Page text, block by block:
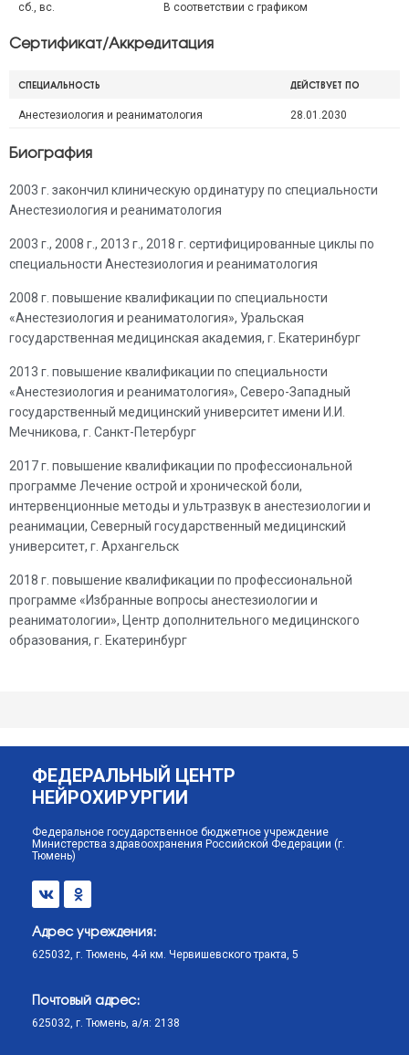
сб., вс. В соответствии с графиком
Сертификат/Аккредитация
СПЕЦИАЛЬНОСТЬ ДЕЙСТВУЕТ ПО
Анестезиология и реаниматология 28.01.2030
Биография
2003 г. закончил клиническую ординатуру по специальности
Анестезиология и реаниматология
2003 г., 2008 г., 2013 г., 2018 г. сертифицированные циклы по
специальности Анестезиология и реаниматология
2008 г. повышение квалификации по специальности
«Анестезиология и реаниматология», Уральская
государственная медицинская академия, г. Екатеринбург
2013 г. повышение квалификации по специальности
«Анестезиология и реаниматология», Северо-Западный
государственный медицинский университет имени И.И.
Мечникова, г. Санкт-Петербург
2017 г. повышение квалификации по профессиональной
программе Лечение острой и хронической боли,
интервенционные методы и ультразвук в анестезиологии и
реанимации, Северный государственный медицинский
университет, г. Архангельск
2018 г. повышение квалификации по профессиональной
программе «Избранные вопросы анестезиологии и
реаниматологии», Центр дополнительного медицинского
образования, г. Екатеринбург
ФЕДЕРАЛЬНЫЙ ЦЕНТР
НЕЙРОХИРУРГИИ
Федеральное государственное бюджетное учреждение
Министерства здравоохранения Российской Федерации (г.
Тюмень)
Адрес учреждения:
625032, г. Тюмень, 4-й км. Червишевского тракта, 5
Почтовый адрес:
625032, г. Тюмень, а/я: 2138